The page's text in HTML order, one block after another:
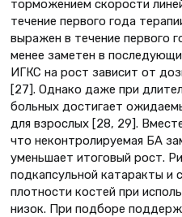
торможением скорости
течение первого года
выражен в течение первого
менее заметен в
ИГКС на рост зависит от
[27]. Однако даже при
больных достигает
для взрослых [28, 29].
что неконтролируемая БА
уменьшает итоговый рост.
подкапсульной катаракты и
плотности костей при
низок. При подборе